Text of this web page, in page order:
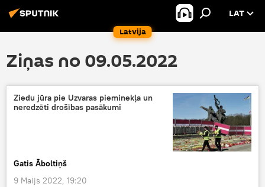
Latvija
LAT
Ziņas no 09.05.2022
Ziedu jūra pie Uzvaras pieminekļa un
neredzēti drošības pasākumi
Gatis Āboltiņš
9 Maijs 2022, 19:20